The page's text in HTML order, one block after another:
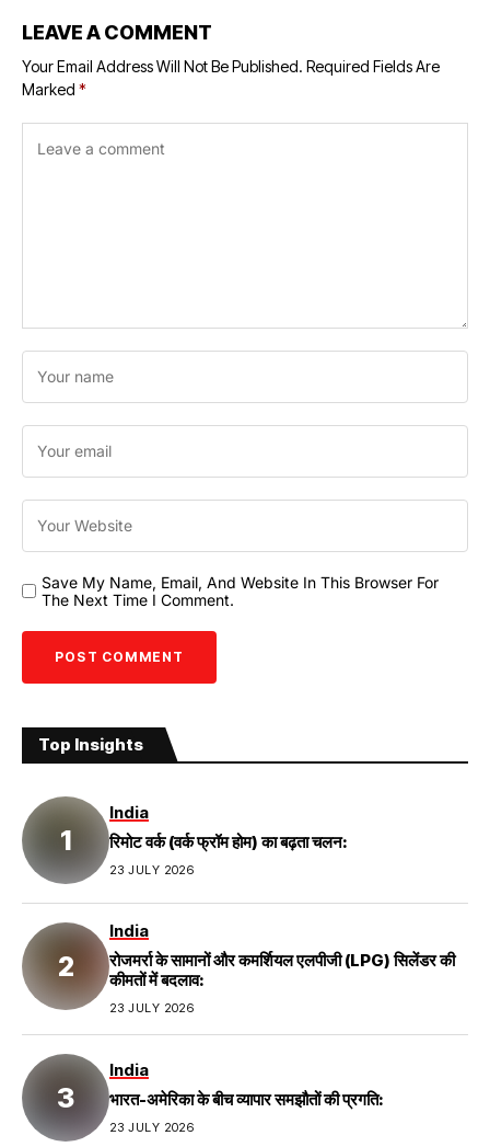
LEAVE A COMMENT
Your Email Address Will Not Be Published. Required Fields Are
Marked *
Save My Name, Email, And Website In This Browser For
The Next Time I Comment.
Top Insights
India
रिमोट वर्क (वर्क फ्रॉम होम) का बढ़ता चलन:
23 JULY 2026
India
रोजमर्रा के सामानों और कमर्शियल एलपीजी (LPG) सिलेंडर की
कीमतों में बदलाव:
23 JULY 2026
India
भारत-अमेरिका के बीच व्यापार समझौतों की प्रगति:
23 JULY 2026